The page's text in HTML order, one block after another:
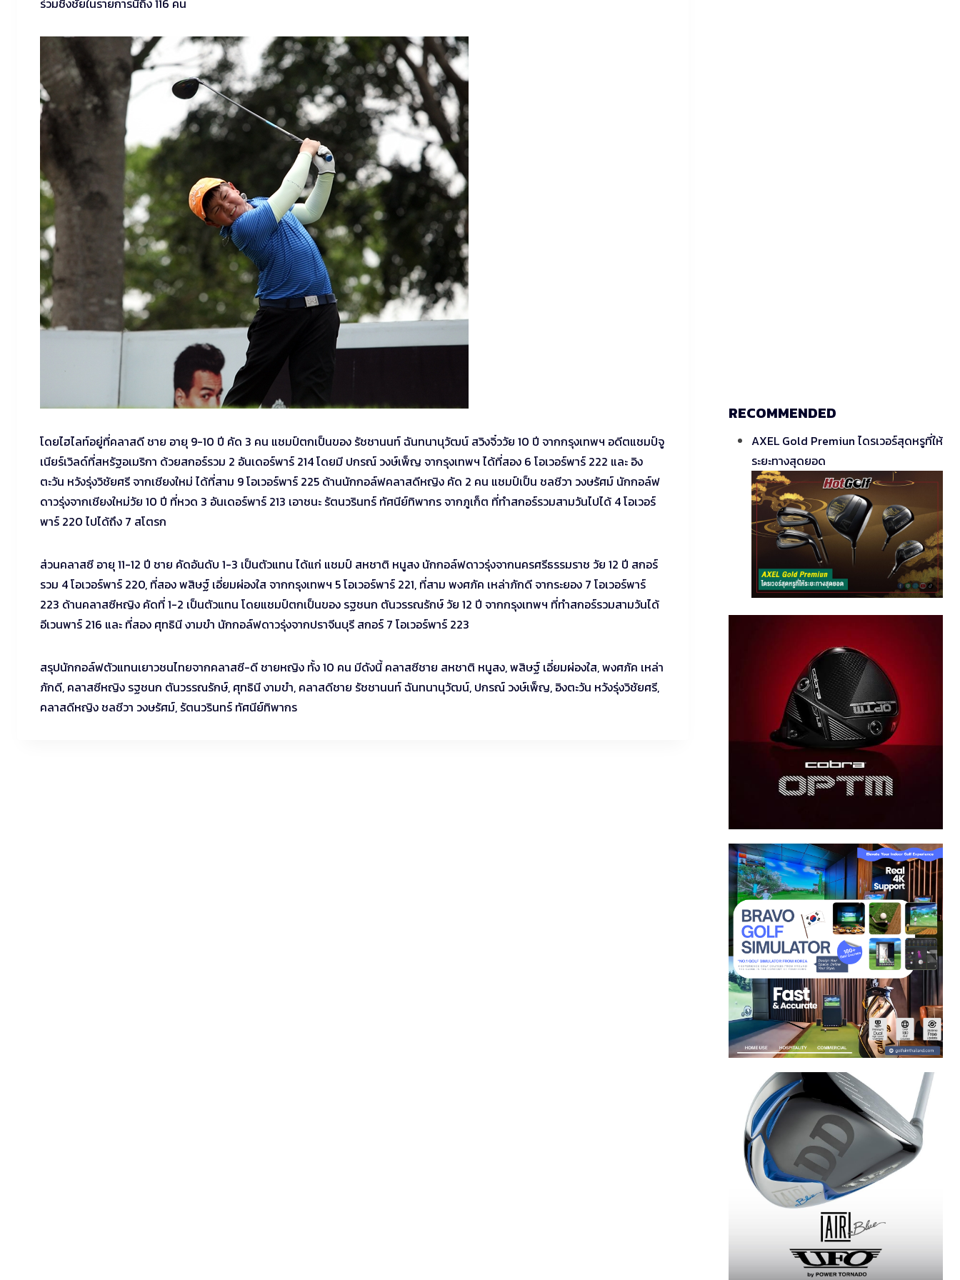
ร่วมชิงชัยในรายการนี้ถึง 116 คน
โดยไฮไลท์อยู่ที่คลาสดี ชาย อายุ 9-10 ปี คัด 3 คน แชมป์ตกเป็นของ รัชชานนท์ ฉันทนานุวัฒน์ สวิงจิ๋ววัย 10 ปี จากกรุงเทพฯ อดีตแชมป์จู
เนียร์เวิลด์ที่สหรัฐอเมริกา ด้วยสกอร์รวม 2 อันเดอร์พาร์ 214 โดยมี ปกรณ์ วงษ์เพ็ญ จากรุงเทพฯ ได้ที่สอง 6 โอเวอร์พาร์ 222 และ อิง
ตะวัน หวังรุ่งวิชัยศรี จากเชียงใหม่ ได้ที่สาม 9 โอเวอร์พาร์ 225 ด้านนักกอล์ฟคลาสดีหญิง คัด 2 คน แชมป์เป็น ชลชีวา วงษรัศม์ นักกอล์ฟ
ดาวรุ่งจากเชียงใหม่วัย 10 ปี ที่หวด 3 อันเดอร์พาร์ 213 เอาชนะ รัตนวรินทร์ ทัศนีย์ทิพากร จากภูเก็ต ที่ทำสกอร์รวมสามวันไปได้ 4 โอเวอร์
พาร์ 220 ไปได้ถึง 7 สโตรก
ส่วนคลาสซี อายุ 11-12 ปี ชาย คัดอันดับ 1-3 เป็นตัวแทน ได้แก่ แชมป์ สหชาติ หนูสง นักกอล์ฟดาวรุ่งจากนครศรีธรรมราช วัย 12 ปี สกอร์
รวม 4 โอเวอร์พาร์ 220, ที่สอง พสิษฐ์ เอี่ยมผ่องใส จากกรุงเทพฯ 5 โอเวอร์พาร์ 221, ที่สาม พงศภัค เหล่าภักดี จากระยอง 7 โอเวอร์พาร์
223 ด้านคลาสซีหญิง คัดที่ 1-2 เป็นตัวแทน โดยแชมป์ตกเป็นของ รฐชนก ตันวรรณรักษ์ วัย 12 ปี จากกรุงเทพฯ ที่ทำสกอร์รวมสามวันได้
อีเวนพาร์ 216 และ ที่สอง ศุทธินี งามขำ นักกอล์ฟดาวรุ่งจากปราจีนบุรี สกอร์ 7 โอเวอร์พาร์ 223
สรุปนักกอล์ฟตัวแทนเยาวชนไทยจากคลาสซี-ดี ชายหญิง ทั้ง 10 คน มีดังนี้ คลาสซีชาย สหชาติ หนูสง, พสิษฐ์ เอี่ยมผ่องใส, พงศภัค เหล่า
ภักดี, คลาสซีหญิง รฐชนก ตันวรรณรักษ์, ศุทธินี งามขำ, คลาสดีชาย รัชชานนท์ ฉันทนานุวัฒน์, ปกรณ์ วงษ์เพ็ญ, อิงตะวัน หวังรุ่งวิชัยศรี,
คลาสดีหญิง ชลชีวา วงษรัศม์, รัตนวรินทร์ ทัศนีย์ทิพากร
RECOMMENDED
AXEL Gold Premiun ไดรเวอร์สุดหรูที่ให้
ระยะทางสุดยอด